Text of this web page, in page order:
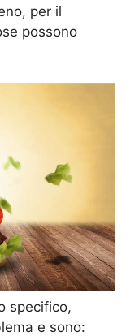
per il
possono
specifico,
e sono: